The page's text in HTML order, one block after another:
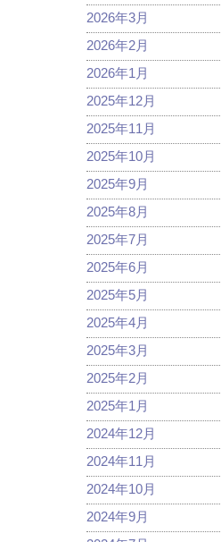
2026年3月
2026年2月
2026年1月
2025年12月
2025年11月
2025年10月
2025年9月
2025年8月
2025年7月
2025年6月
2025年5月
2025年4月
2025年3月
2025年2月
2025年1月
2024年12月
2024年11月
2024年10月
2024年9月